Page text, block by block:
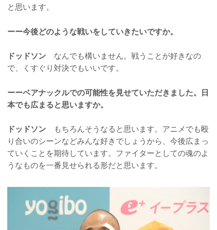
と思います。
ーー今後どのような戦いをしていきたいですか。
ドッドソン なんでも構いません。戦うことが好きなの
で、くすぐり対決でもいいです。
ーーベアナックルでの可能性を見せていただきました。日
本でも広まると思いますか。
ドッドソン もちろんそうなると思います。アニメでも殴
り合いのシーンなどみんな好きでしょうから、今後広まっ
ていくことを期待しています。ファイターとしての魂のよ
うなものを一番見せられる形だと思います。